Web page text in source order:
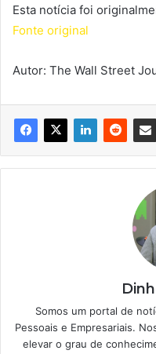
Esta notícia foi
Fonte original
Autor: The Wall Street
Somos um portal de
Pessoais e Empresariais.
elevar o grau de